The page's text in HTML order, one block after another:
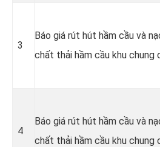
3
Báo giá rút hút hầm cầu và
chất thải hầm cầu khu chung
4
Báo giá rút hút hầm cầu và
chất thải hầm cầu khu chung